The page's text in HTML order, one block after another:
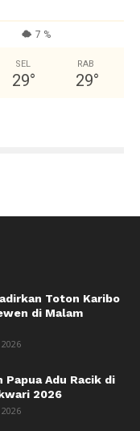
7 %
SEL
29°
RAB
29°
Toton Karibo
di Malam
Papua Adu Racik di
2026